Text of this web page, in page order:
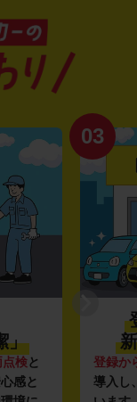
」
点検と
感と
03
登録か
導入し